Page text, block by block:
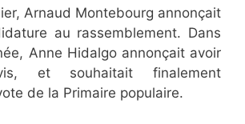
Arnaud Montebourg annonçait
au rassemblement. Dans
Anne Hidalgo annonçait avoir
et souhaitait finalement
de la Primaire populaire.